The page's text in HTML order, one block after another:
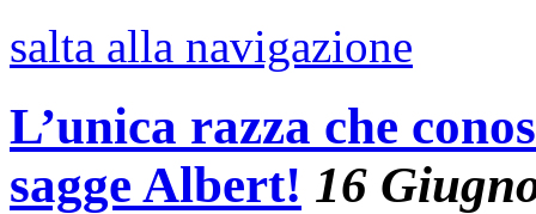
salta alla navigazione
L’unica razza che
sagge Albert! 16